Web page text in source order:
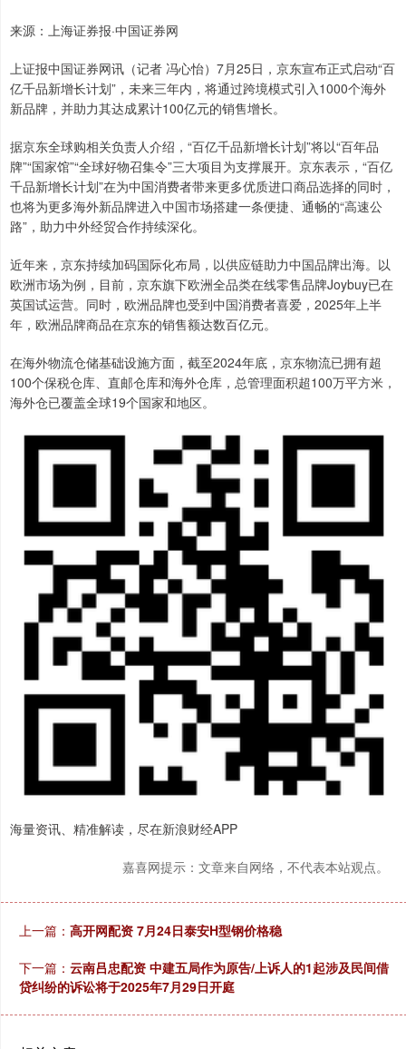
来源：上海证券报·中国证券网
上证报中国证券网讯（记者 冯心怡）7月25日，京东宣布正式启动“百
亿千品新增长计划”，未来三年内，将通过跨境模式引入1000个海外
新品牌，并助力其达成累计100亿元的销售增长。
据京东全球购相关负责人介绍，“百亿千品新增长计划”将以“百年品
牌”“国家馆”“全球好物召集令”三大项目为支撑展开。京东表示，“百亿
千品新增长计划”在为中国消费者带来更多优质进口商品选择的同时，
也将为更多海外新品牌进入中国市场搭建一条便捷、通畅的“高速公
路”，助力中外经贸合作持续深化。
近年来，京东持续加码国际化布局，以供应链助力中国品牌出海。以
欧洲市场为例，目前，京东旗下欧洲全品类在线零售品牌Joybuy已在
英国试运营。同时，欧洲品牌也受到中国消费者喜爱，2025年上半
年，欧洲品牌商品在京东的销售额达数百亿元。
在海外物流仓储基础设施方面，截至2024年底，京东物流已拥有超
100个保税仓库、直邮仓库和海外仓库，总管理面积超100万平方米，
海外仓已覆盖全球19个国家和地区。
海量资讯、精准解读，尽在新浪财经APP
嘉喜网提示：文章来自网络，不代表本站观点。
上一篇： 高开网配资 7月24日泰安H型钢价格稳
下一篇： 云南吕忠配资 中建五局作为原告/上诉人的1起涉及民间借
贷纠纷的诉讼将于2025年7月29日开庭